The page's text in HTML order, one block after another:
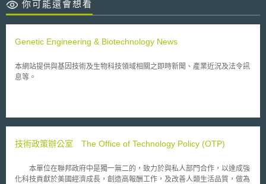
你可能還會想看
Genetic Engineering & Biotechnology News
本網站提供與基因技術及生物科技領域相關之即時新聞、產業近況及法令訊
息等。
技術政策辦公室 The Office of Technology Policy (OTP)
本單位在聯邦政府中是獨一無二的，致力於與私人部門合作，以達成強
化科技貢獻於美國經濟成長，創造高報酬工作，及改善人類生活品質，做為